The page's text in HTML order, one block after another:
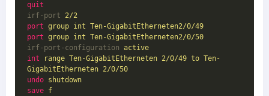
quit
irf-port
2/2
port group int Ten-GigabitEtherneten2/0/49
port group int Ten-GigabitEtherneten2/0/50
irf-port-configuration active
int
range Ten-GigabitEtherneten 2/0/49 to Ten-
GigabitEtherneten 2/0/50
undo shutdown
save f